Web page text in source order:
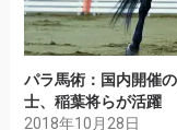
パラ馬術：国内開催
士、稲葉将らが活躍
2018年10月28日